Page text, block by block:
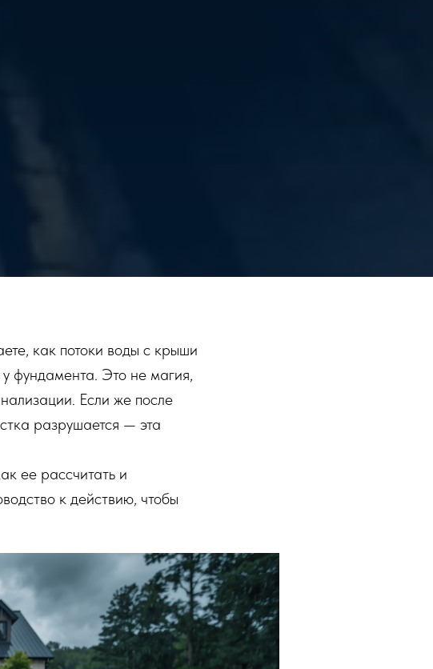
как потоки воды с крыши
фундамента. Это не магия,
Если же после
разрушается — эта
ее рассчитать и
к действию, чтобы